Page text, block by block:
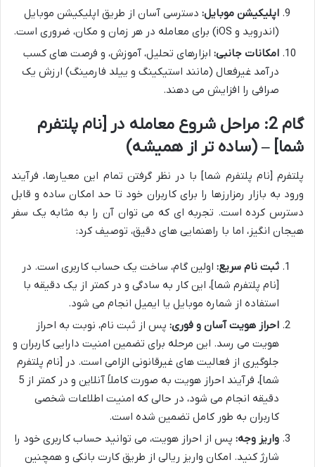
اپلیکیشن موبایل: دسترسی آسان از طریق اپلیکیشن موبایل
(اندروید و iOS) برای معامله در هر زمان و مکان، ضروری است.
امکانات جانبی: ابزارهای تحلیل، آموزش، و فرصت های کسب
درآمد غیرفعال (مانند استیکینگ و ییلد فارمینگ) ارزش یک
صرافی را افزایش می دهند.
گام 2: مراحل شروع معامله در [نام پلتفرم
شما] – (ساده تر از همیشه)
پلتفرم [نام پلتفرم شما] با در نظر گرفتن تمام این معیارها، فرآیند
ورود به بازار رمزارزها را برای کاربران خود تا حد امکان ساده و قابل
دسترس کرده است. تجربه ای که می توان آن را به مثابه یک سفر
هیجان انگیز، اما با راهنمایی های دقیق، توصیف کرد:
ثبت نام سریع: اولین گام، ساخت یک حساب کاربری است. در
[نام پلتفرم شما]، این کار به سادگی و در کمتر از یک دقیقه با
استفاده از شماره موبایل یا ایمیل انجام می شود.
احراز هویت آسان و فوری: پس از ثبت نام، نوبت به احراز
هویت می رسد. این مرحله برای تضمین امنیت دارایی کاربران و
جلوگیری از فعالیت های غیرقانونی الزامی است. در [نام پلتفرم
شما]، فرآیند احراز هویت به صورت کاملاً آنلاین و در کمتر از 5
دقیقه انجام می شود، در حالی که امنیت اطلاعات شخصی
کاربران به طور کامل تضمین شده است.
واریز وجه: پس از احراز هویت، می توانید حساب کاربری خود را
شارژ کنید. امکان واریز ریالی از طریق کارت بانکی و همچنین